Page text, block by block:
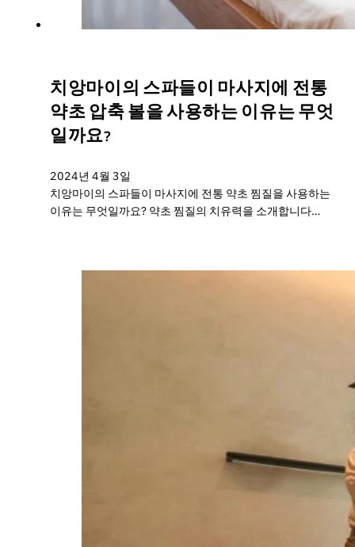
치앙마이의 스파들이 마사지에 전통
약초 압축 볼을 사용하는 이유는 무엇
일까요?
2024년 4월 3일
치앙마이의 스파들이 마사지에 전통 약초 찜질을 사용하는
이유는 무엇일까요? 약초 찜질의 치유력을 소개합니다…